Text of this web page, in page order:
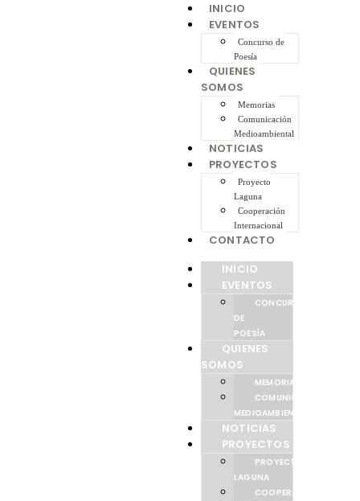
INICIO
EVENTOS
Concurso de
Poesía
QUIENES
SOMOS
Memorias
Comunicación
Medioambiental
NOTICIAS
PROYECTOS
Proyecto
Laguna
Cooperación
Internacional
CONTACTO
INICIO
EVENTOS
CONCURSO
DE
POESÍA
QUIENES
SOMOS
MEMORIAS
COMUNICACIÓN
MEDIOAMBIENTAL
NOTICIAS
PROYECTOS
PROYECTO
LAGUNA
COOPERACIÓN